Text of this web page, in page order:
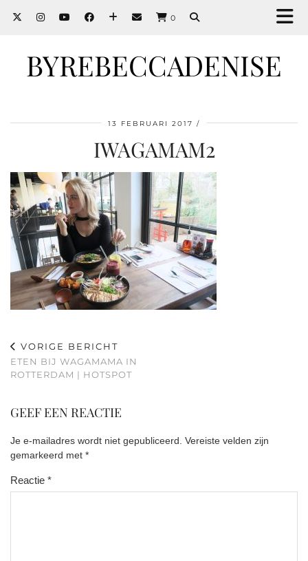
0
BYREBECCADENISE
13 FEBRUARI 2017
IWAGAMAM2
VORIGE BERICHT
ETEN BIJ WAGAMAMA IN
ROTTERDAM | HOTSPOT
GEEF EEN REACTIE
Je e-mailadres wordt niet gepubliceerd. Vereiste velden zijn
gemarkeerd met *
Reactie *